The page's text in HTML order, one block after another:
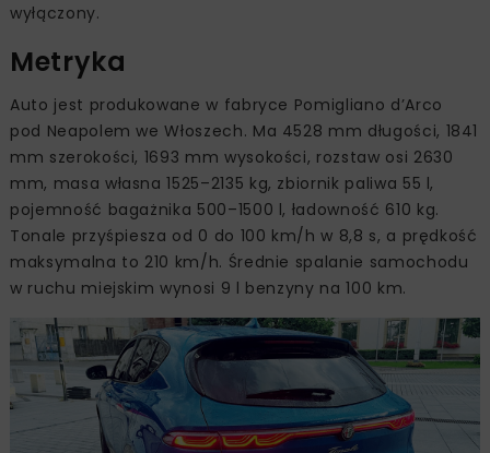
wyłączony.
Metryka
Auto jest produkowane w fabryce Pomigliano d’Arco
pod Neapolem we Włoszech. Ma 4528 mm długości, 1841
mm szerokości, 1693 mm wysokości, rozstaw osi 2630
mm, masa własna 1525–2135 kg, zbiornik paliwa 55 l,
pojemność bagażnika 500–1500 l, ładowność 610 kg.
Tonale przyśpiesza od 0 do 100 km/h w 8,8 s, a prędkość
maksymalna to 210 km/h. Średnie spalanie samochodu
w ruchu miejskim wynosi 9 l benzyny na 100 km.